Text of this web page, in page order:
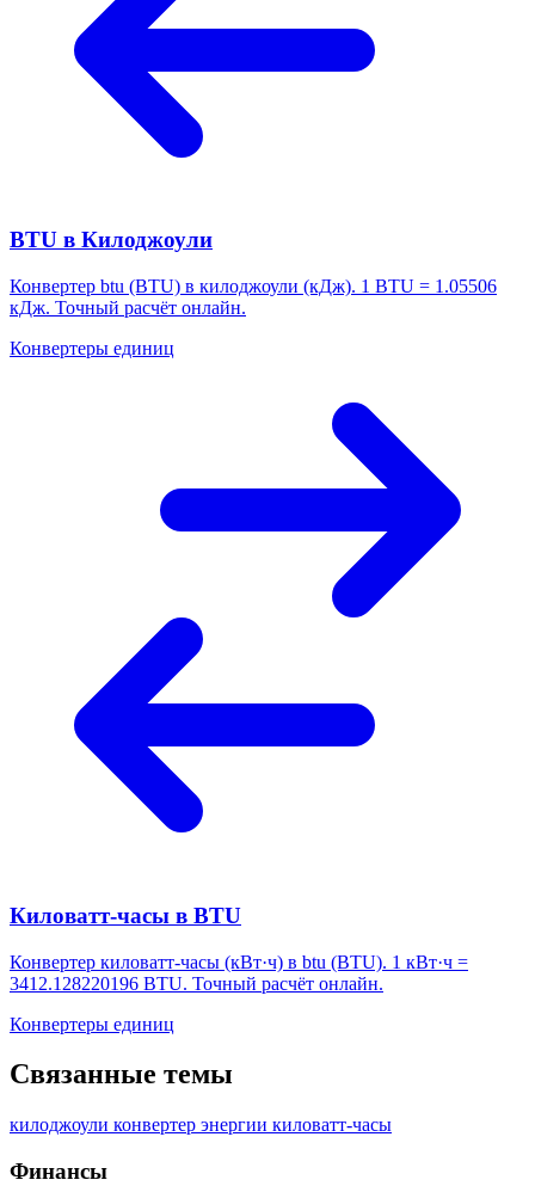
BTU в Килоджоули
Конвертер btu (BTU) в килоджоули (кДж). 1 BTU = 1.05506
кДж. Точный расчёт онлайн.
Конвертеры единиц
Киловатт-часы в BTU
Конвертер киловатт-часы (кВт·ч) в btu (BTU). 1 кВт·ч =
3412.128220196 BTU. Точный расчёт онлайн.
Конвертеры единиц
Связанные темы
килоджоули конвертер энергии киловатт-часы
Финансы